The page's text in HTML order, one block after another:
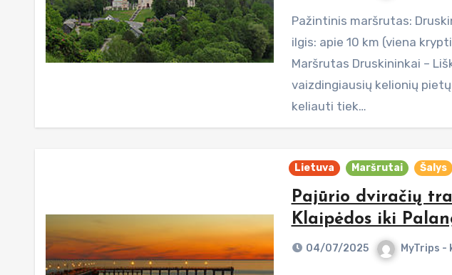
Pažintinis maršrutas: Druskininkai – Liškiava Maršruto
ilgis: apie 10 km (viena
Maršrutas Druskininkai –
vaizdingiausių kelionių
keliauti tiek…
Lietuva Maršrutai Šalys
Pajūrio dviračių
Klaipėdos iki
04/07/2025 MyTrips